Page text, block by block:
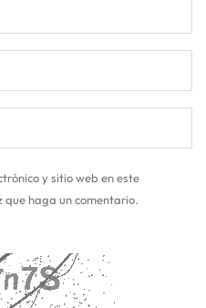
y sitio web en este
haga un comentario.